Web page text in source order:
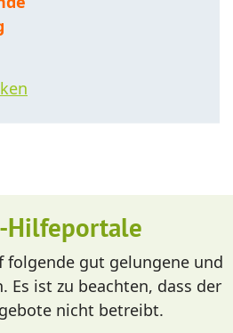
Hilfeportale
folgende gut gelungene und
Es ist zu beachten, dass der
nicht betreibt.